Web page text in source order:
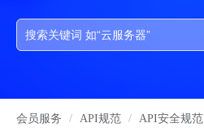
会员服务 / API规范 / API安全规范